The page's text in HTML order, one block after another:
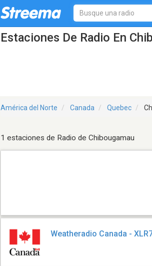
Estaciones De Radio En
América del Norte Canada Quebec
1 estaciones de Radio de Chibougamau
Weatheradio Canada -